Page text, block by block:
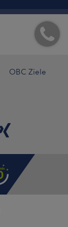
OBC Ziele